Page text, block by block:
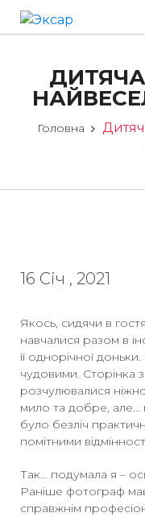
Головна
16 Січ , 2021
Якось, сидячи в
навчалися разом в
її однорічної
чудовими. Сторінка
розчулювалися
мило та добре, але…
було безліч
помітними
Так… подумала я –
Раніше фотограф
справжнім